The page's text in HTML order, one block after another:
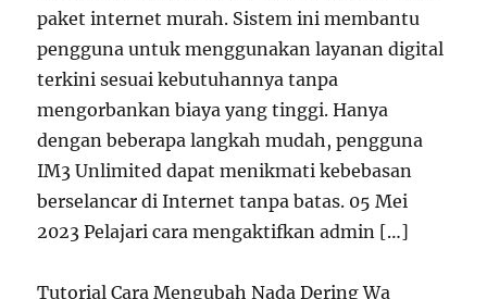
paket internet murah. Sistem ini membantu
pengguna untuk menggunakan layanan digital
terkini sesuai kebutuhannya tanpa
mengorbankan biaya yang tinggi. Hanya
dengan beberapa langkah mudah, pengguna
IM3 Unlimited dapat menikmati kebebasan
berselancar di Internet tanpa batas. 05 Mei
2023 Pelajari cara mengaktifkan admin […]
Tutorial Cara Mengubah Nada Dering Wa